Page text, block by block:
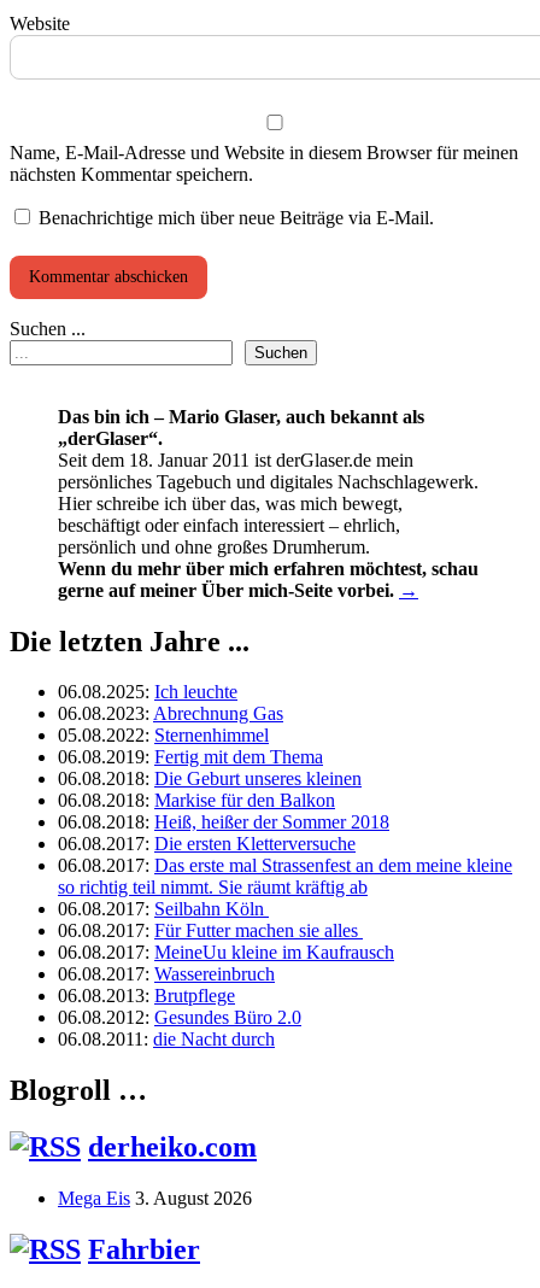
Website
Name, E-Mail-Adresse und Website in diesem Browser für meinen
nächsten Kommentar speichern.
Benachrichtige mich über neue Beiträge via E-Mail.
Suchen ...
Suchen
Das bin ich – Mario Glaser, auch bekannt als
„derGlaser“.
Seit dem 18. Januar 2011 ist derGlaser.de mein
persönliches Tagebuch und digitales Nachschlagewerk.
Hier schreibe ich über das, was mich bewegt,
beschäftigt oder einfach interessiert – ehrlich,
persönlich und ohne großes Drumherum.
Wenn du mehr über mich erfahren möchtest, schau
gerne auf meiner Über mich-Seite vorbei. →
Die letzten Jahre ...
06.08.2025: Ich leuchte
06.08.2023: Abrechnung Gas
05.08.2022: Sternenhimmel
06.08.2019: Fertig mit dem Thema
06.08.2018: Die Geburt unseres kleinen
06.08.2018: Markise für den Balkon
06.08.2018: Heiß, heißer der Sommer 2018
06.08.2017: Die ersten Kletterversuche
06.08.2017: Das erste mal Strassenfest an dem meine kleine
so richtig teil nimmt. Sie räumt kräftig ab
06.08.2017: Seilbahn Köln
06.08.2017: Für Futter machen sie alles
06.08.2017: MeineUu kleine im Kaufrausch
06.08.2017: Wassereinbruch
06.08.2013: Brutpflege
06.08.2012: Gesundes Büro 2.0
06.08.2011: die Nacht durch
Blogroll …
derheiko.com
Mega Eis 3. August 2026
Fahrbier